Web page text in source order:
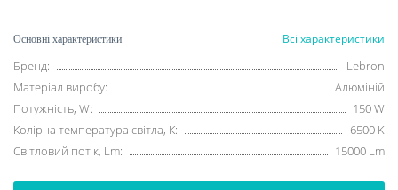
Основні характеристики Всі характеристики
Бренд:
Lebron
Матеріал виробу:
Алюміній
Потужність, W:
150 W
Колірна температура світла, К:
6500 K
Світловий потік, Lm:
15000 Lm